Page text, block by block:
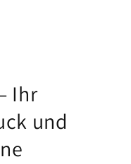
Ihr
und